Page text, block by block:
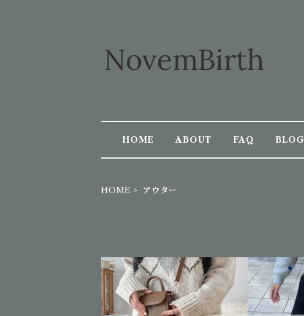
HOME ABOUT FAQ BLOG
HOME アウター